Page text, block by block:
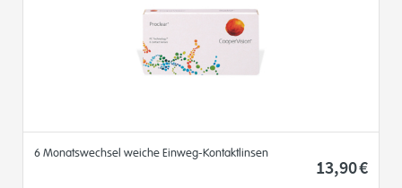
6 Monatswechsel weiche Einweg-Kontaktlinsen
13,90€